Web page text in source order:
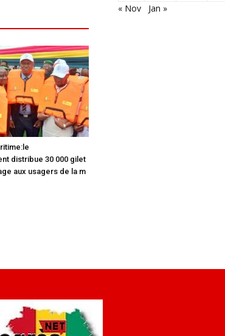
distribue 30 000 gilet
aux usagers de la m
« Nov
Jan »